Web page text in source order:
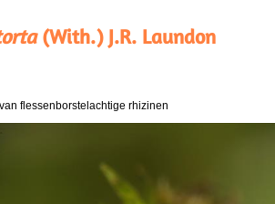
(With.) J.R. Laundon
flessenborstelachtige rhizinen